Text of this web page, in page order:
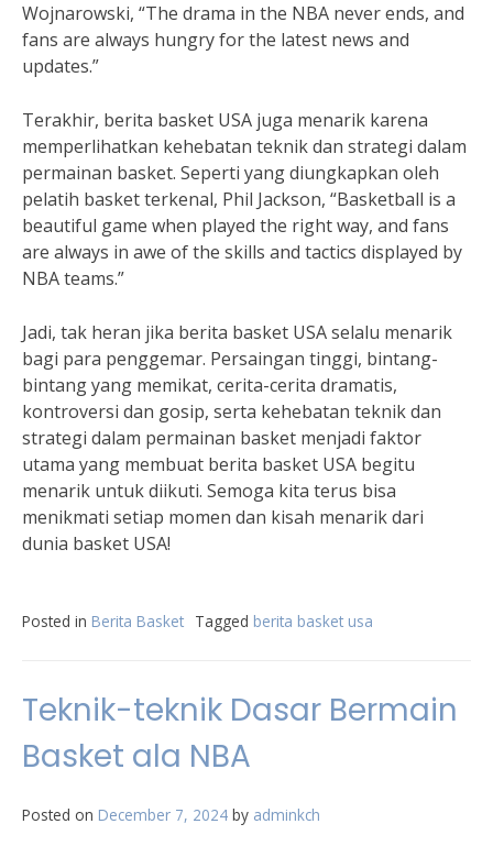
Wojnarowski, “The drama in the NBA never ends, and
fans are always hungry for the latest news and
updates.”
Terakhir, berita basket USA juga menarik karena
memperlihatkan kehebatan teknik dan strategi dalam
permainan basket. Seperti yang diungkapkan oleh
pelatih basket terkenal, Phil Jackson, “Basketball is a
beautiful game when played the right way, and fans
are always in awe of the skills and tactics displayed by
NBA teams.”
Jadi, tak heran jika berita basket USA selalu menarik
bagi para penggemar. Persaingan tinggi, bintang-
bintang yang memikat, cerita-cerita dramatis,
kontroversi dan gosip, serta kehebatan teknik dan
strategi dalam permainan basket menjadi faktor
utama yang membuat berita basket USA begitu
menarik untuk diikuti. Semoga kita terus bisa
menikmati setiap momen dan kisah menarik dari
dunia basket USA!
Posted in Berita Basket Tagged berita basket usa
Teknik-teknik Dasar Bermain
Basket ala NBA
Posted on December 7, 2024 by adminkch